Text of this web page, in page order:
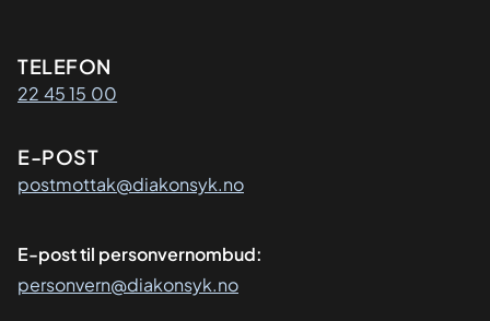
Kontaktinformasjon
TELEFON
22 45 15 00
E-POST
postmottak@diakonsyk.no
E-post til personvernombud:
personvern@diakonsyk.no